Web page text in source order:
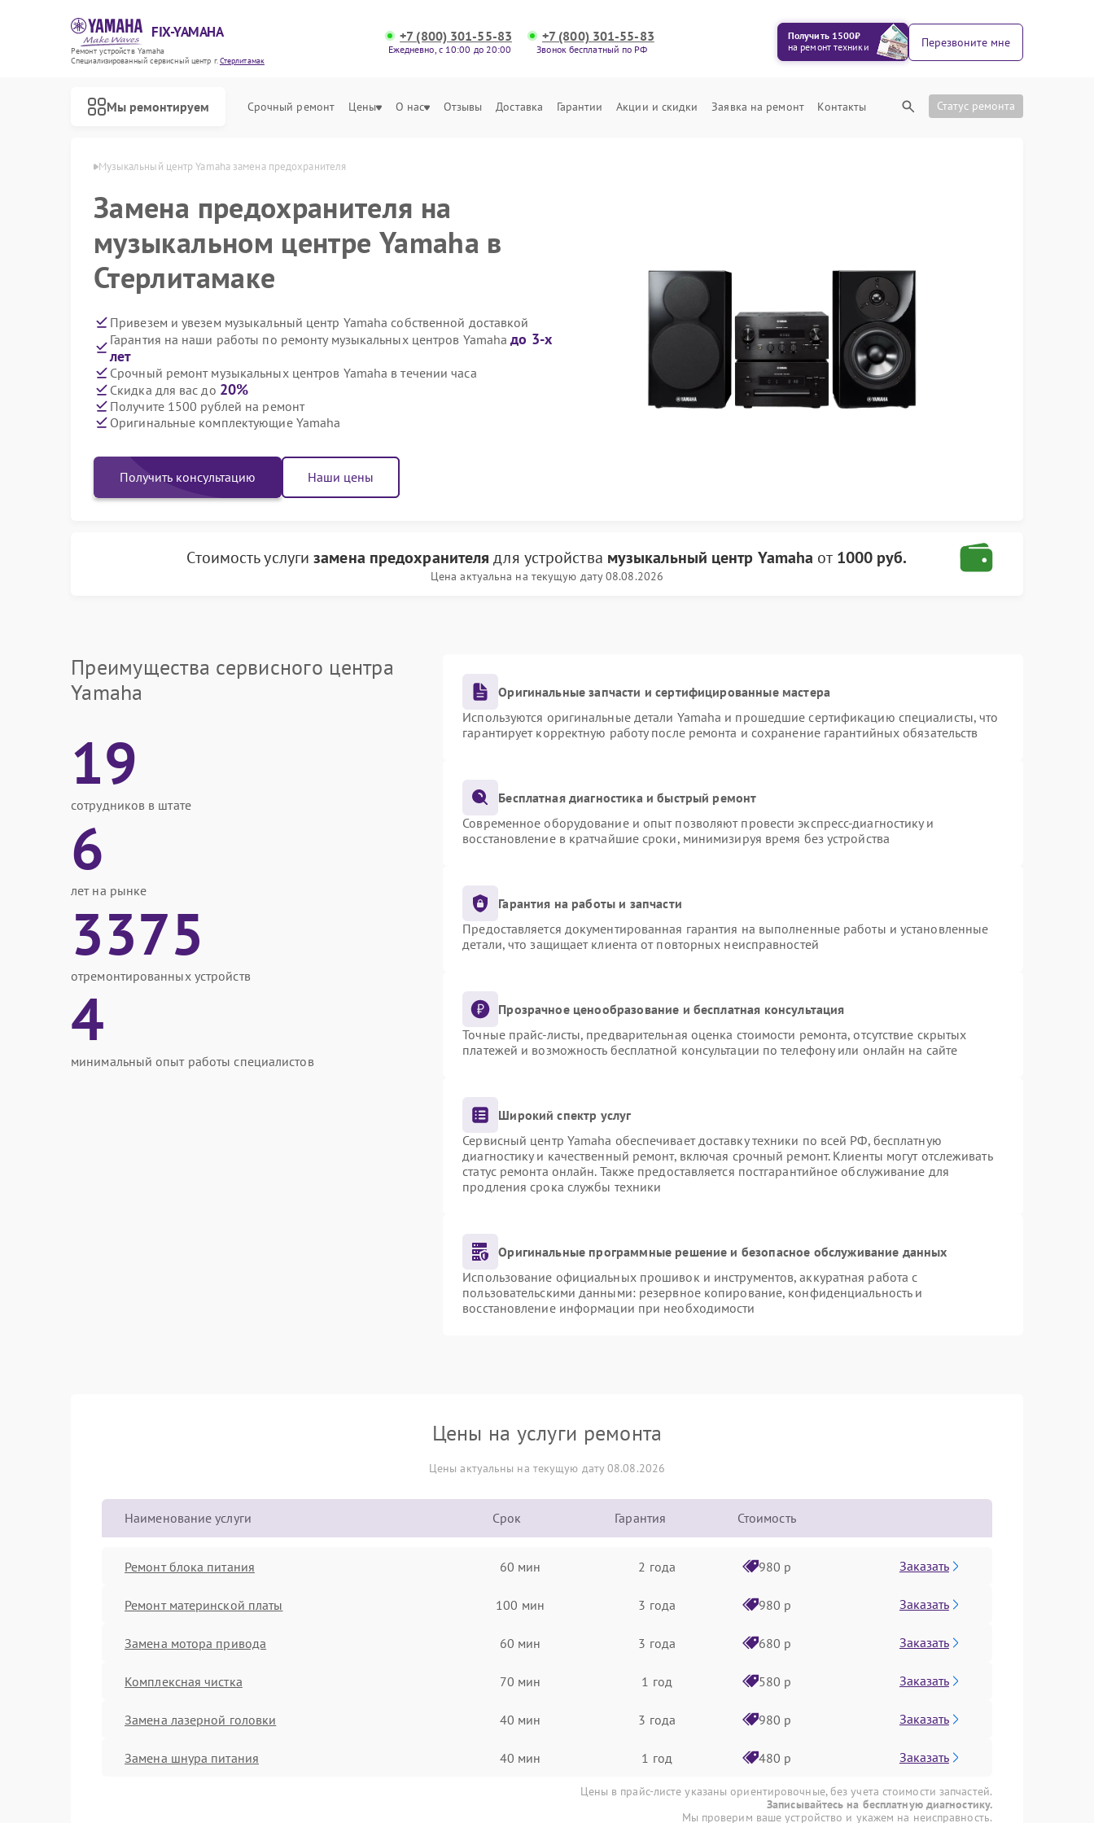
FIX-YAMAHA
Ремонт устройств Yamaha
Специализированный cервисный центр г.Стерлитамак
+7 (800) 301-55-83
Ежедневно, с 10:00 до 20:00
+7 (800) 301-55-83
Звонок бесплатный по РФ
Получить 1500₽
на ремонт техники
Перезвоните мне
Мы ремонтируем Срочный ремонт Цены О нас Отзывы Доставка Гарантии Акции и скидки Заявка на ремонт Контакты Статус ремонта
Музыкальный центр Yamaha замена предохранителя
Замена предохранителя на
музыкальном центре Yamaha в
Стерлитамаке
Привезем и увезем музыкальный центр Yamaha собственной доставкой
Гарантия на наши работы по ремонту музыкальных центров Yamahaдо 3-х
лет
Срочный ремонт музыкальных центров Yamaha в течении часа
Скидка для вас до 20%
Получите 1500 рублей на ремонт
Оригинальные комплектующие Yamaha
Получить консультацию Наши цены
Стоимость услугизамена предохранителя для устройства музыкальный центр Yamaha от 1000 руб.
Цена актуальна на текущую дату 08.08.2026
Преимущества сервисного центра
Yamaha
19
сотрудников в штате
6
лет на рынке
3375
отремонтированных устройств
4
минимальный опыт работы специалистов
Оригинальные запчасти и сертифицированные мастера
Используются оригинальные детали Yamaha и прошедшие сертификацию специалисты, что
гарантирует корректную работу после ремонта и сохранение гарантийных обязательств
Бесплатная диагностика и быстрый ремонт
Современное оборудование и опыт позволяют провести экспресс-диагностику и
восстановление в кратчайшие сроки, минимизируя время без устройства
Гарантия на работы и запчасти
Предоставляется документированная гарантия на выполненные работы и установленные
детали, что защищает клиента от повторных неисправностей
Прозрачное ценообразование и бесплатная консультация
Точные прайс-листы, предварительная оценка стоимости ремонта, отсутствие скрытых
платежей и возможность бесплатной консультации по телефону или онлайн на сайте
Широкий спектр услуг
Сервисный центр Yamaha обеспечивает доставку техники по всей РФ, бесплатную
диагностику и качественный ремонт, включая срочный ремонт. Клиенты могут отслеживать
статус ремонта онлайн. Также предоставляется постгарантийное обслуживание для
продления срока службы техники
Оригинальные программные решение и безопасное обслуживание данных
Использование официальных прошивок и инструментов, аккуратная работа с
пользовательскими данными: резервное копирование, конфиденциальность и
восстановление информации при необходимости
Цены на услуги ремонта
Цены актуальны на текущую дату 08.08.2026
Наименование услуги Срок Гарантия Стоимость
Ремонт блока питания 60 мин 2 года 980 р Заказать
Ремонт материнской платы 100 мин 3 года 980 р Заказать
Замена мотора привода 60 мин 3 года 680 р Заказать
Комплексная чистка 70 мин 1 год 580 р Заказать
Замена лазерной головки 40 мин 3 года 980 р Заказать
Замена шнура питания 40 мин 1 год 480 р Заказать
Цены в прайс-листе указаны ориентировочные, без учета стоимости запчастей.
Записывайтесь на бесплатную диагностику.
Мы проверим ваше устройство и укажем на неисправность.